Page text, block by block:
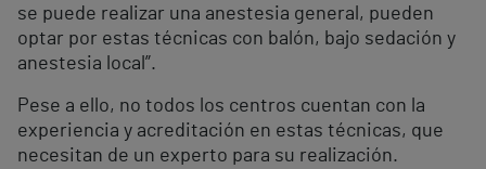
se puede realizar una anestesia general, pueden
optar por estas técnicas con balón, bajo sedación y
anestesia local”.
Pese a ello, no todos los centros cuentan con la
experiencia y acreditación en estas técnicas, que
necesitan de un experto para su realización.